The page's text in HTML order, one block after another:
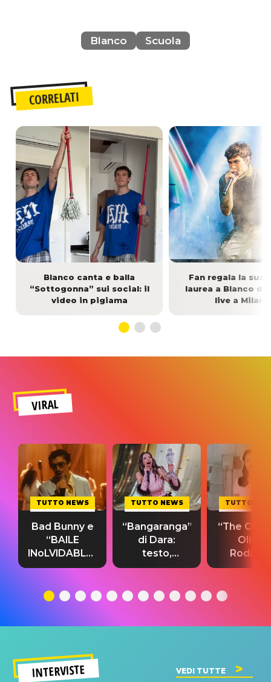
Blanco Scuola
CORRELATI
Blanco canta e balla
“Sottogonna” sui social: il
video in pigiama
Fan regala la sua
laurea a Blanco
live a Milano
VIRAL
TUTTO NEWS
Bad Bunny e
“BAILE
INoLVIDABLE”:
testo,
significato
TUTTO NEWS
“Bangaranga”
di Dara:
testo,
traduzione e
del singolo
TUTTO
“The
Olivia
testo,
INTERVISTE VEDI TUTTE